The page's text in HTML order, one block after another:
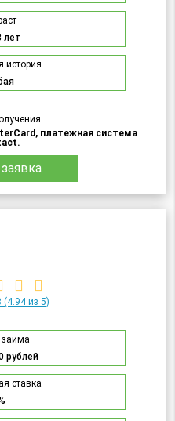
лет
история
платежная система
(4.94 из 5)
рублей
ставка